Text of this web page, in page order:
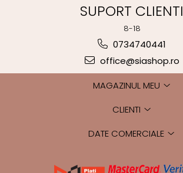
SUPORT CLIENTI
8-18
0734740441
office@siashop.ro
MAGAZINUL MEU
CLIENTI
DATE COMERCIALE